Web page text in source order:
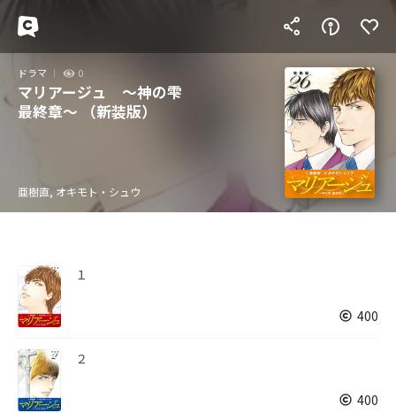
ドラマ 0
マリアージュ ～神の雫
最終章～ （新装版）
亜樹直, オキモト・シュウ
１
400
２
400